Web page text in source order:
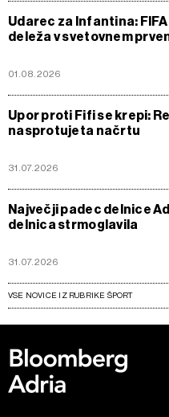
Udarec za Infantina:
deleža v svetovnem
01.08.2026
Upor proti Fifi se krepi:
nasprotujeta načrtu
31.07.2026
Največji padec delnice
delnica strmoglavila
31.07.2026
VSE NOVICE IZ RUBRIKE ŠPORT